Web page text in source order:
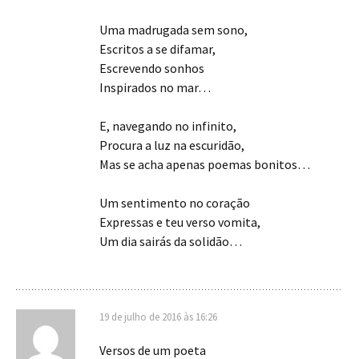
Uma madrugada sem sono,
Escritos a se difamar,
Escrevendo sonhos
Inspirados no mar…
E, navegando no infinito,
Procura a luz na escuridão,
Mas se acha apenas poemas bonitos…
Um sentimento no coração
Expressas e teu verso vomita,
Um dia sairás da solidão…
19 de julho de 2016 às 16:26
Versos de um poeta